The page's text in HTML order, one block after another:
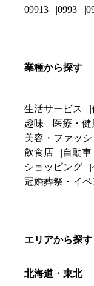
09913
0993
業種から探す
生活サービス
趣味
医療・
美容・ファッシ
飲食店
自動車
ショッピング
冠婚葬祭・イベ
エリアから探す
北海道・東北